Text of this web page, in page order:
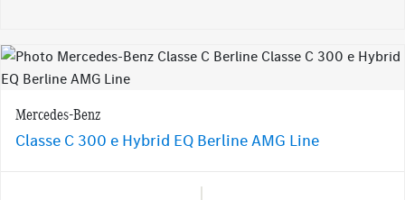
Mercedes-Benz
Classe C 300 e Hybrid EQ Berline AMG Line